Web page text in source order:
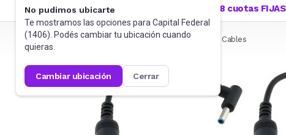
No pudimos ubicarte
Te mostramos las opciones para Capital Federal
(1406). Podés cambiar tu ubicación cuando
quieras.
cambiar ubicación cerrar
Categorías Más Vendidos 18 cuotas FIJAS
Frávega Informática Accesorios de Informática Cables